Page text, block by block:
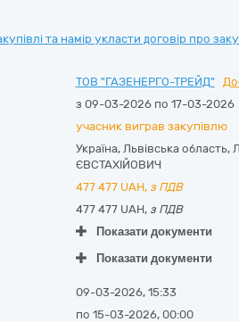
та намір укласти договір про
ТОВ "ГАЗЕНЕРГО-ТРЕЙД"
з 09-03-2026 по 17-03-2026
учасник виграв закупівлю
Україна, Львівська область,
ЄВСТАХІЙОВИЧ
477 477 UAH, з ПДВ
477 477 UAH, з ПДВ
Показати документи
Показати документи
09-03-2026, 15:33
по 15-03-2026, 00:00